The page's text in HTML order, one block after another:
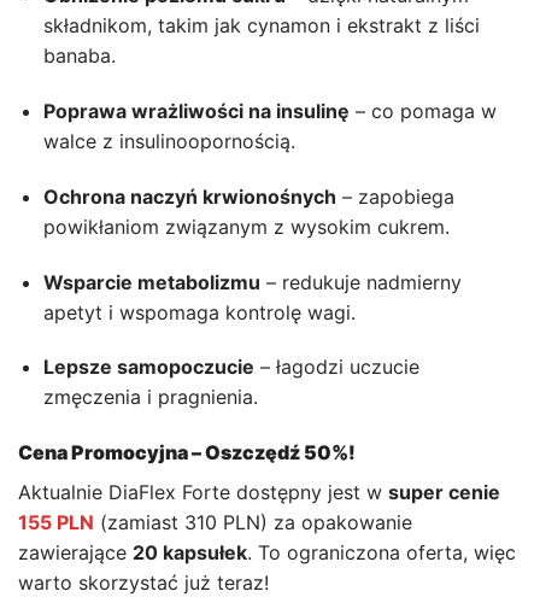
składnikom, takim jak cynamon i ekstrakt z liści
banaba.
Poprawa wrażliwości na insulinę – co pomaga w
walce z insulinoopornością.
Ochrona naczyń krwionośnych – zapobiega
powikłaniom związanym z wysokim cukrem.
Wsparcie metabolizmu – redukuje nadmierny
apetyt i wspomaga kontrolę wagi.
Lepsze samopoczucie – łagodzi uczucie
zmęczenia i pragnienia.
Cena Promocyjna – Oszczędź 50%!
Aktualnie DiaFlex Forte dostępny jest w super cenie
155 PLN (zamiast 310 PLN) za opakowanie
zawierające 20 kapsułek. To ograniczona oferta, więc
warto skorzystać już teraz!